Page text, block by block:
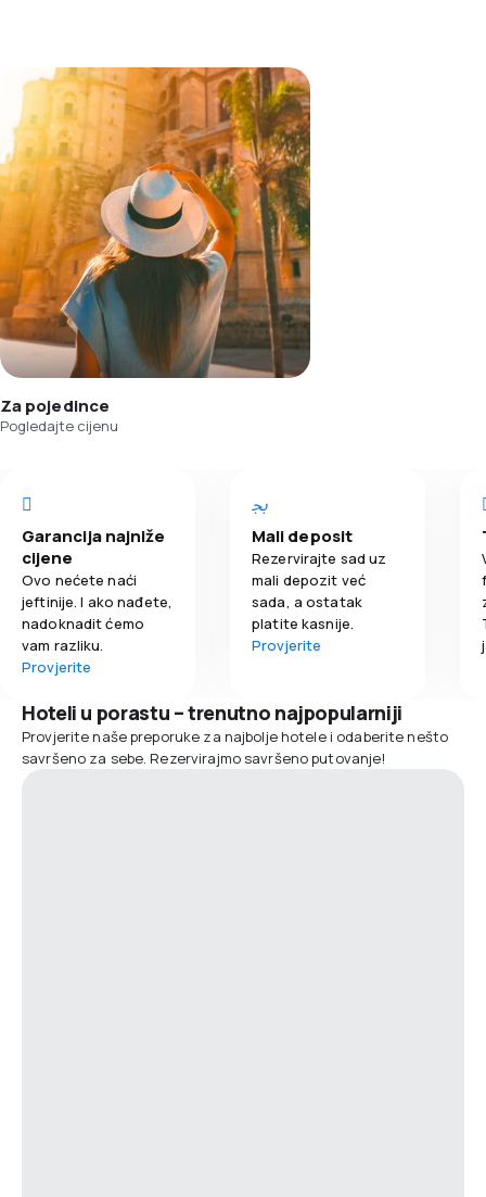
Za pojedince
Pogledajte cijenu
Garancija najniže
cijene
Ovo nećete naći
jeftinije. I ako nađete,
nadoknadit ćemo
vam razliku.
Provjerite
Mali deposit
Rezervirajte sad uz
mali depozit već
sada, a ostatak
platite kasnije.
Provjerite
Hoteli u porastu – trenutno najpopularniji
Provjerite naše preporuke za najbolje hotele i odaberite nešto
savršeno za sebe. Rezervirajmo savršeno putovanje!